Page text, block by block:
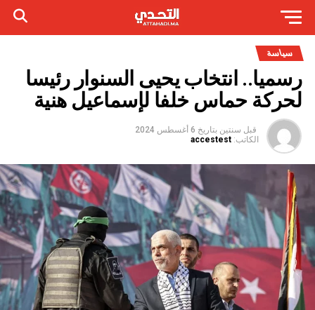
سياسة
رسميا.. انتخاب يحيى السنوار رئيسا
لحركة حماس خلفا لإسماعيل هنية
قبل سنتين بتاريخ 6 أغسطس 2024
الكاتب: accestest